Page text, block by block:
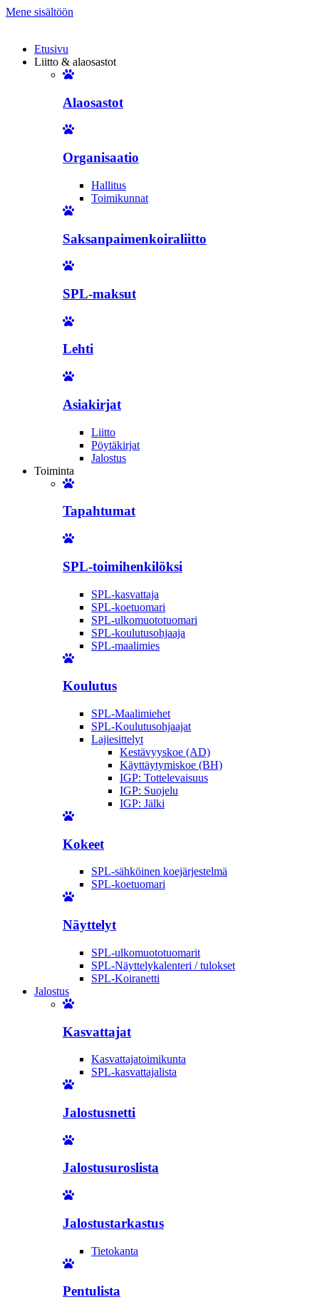
Mene sisältöön
Etusivu
Liitto & alaosastot
Alaosastot
Organisaatio
Hallitus
Toimikunnat
Saksanpaimenkoiraliitto
SPL-maksut
Lehti
Asiakirjat
Liitto
Pöytäkirjat
Jalostus
Toiminta
Tapahtumat
SPL-toimihenkilöksi
SPL-kasvattaja
SPL-koetuomari
SPL-ulkomuototuomari
SPL-koulutusohjaaja
SPL-maalimies
Koulutus
SPL-Maalimiehet
SPL-Koulutusohjaajat
Lajiesittelyt
Kestävyyskoe (AD)
Käyttäytymiskoe (BH)
IGP: Tottelevaisuus
IGP: Suojelu
IGP: Jälki
Kokeet
SPL-sähköinen koejärjestelmä
SPL-koetuomari
Näyttelyt
SPL-ulkomuototuomarit
SPL-Näyttelykalenteri / tulokset
SPL-Koiranetti
Jalostus
Kasvattajat
Kasvattajatoimikunta
SPL-kasvattajalista
Jalostusnetti
Jalostusuroslista
Jalostustarkastus
Tietokanta
Pentulista